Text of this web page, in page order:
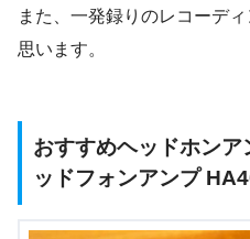
また、一発録りのレコーデ
思います。
おすすめヘッドホン
ッドフォンアンプ